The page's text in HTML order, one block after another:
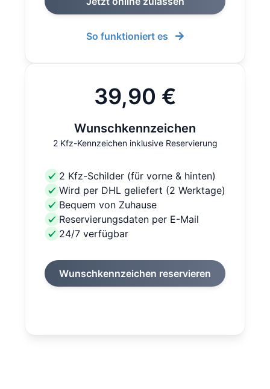
So funktioniert es
39,90 €
Wunschkennzeichen
2 Kfz-Kennzeichen inklusive Reservierung
2 Kfz-Schilder (für vorne & hinten)
Wird per DHL geliefert (2 Werktage)
Bequem von Zuhause
Reservierungsdaten per E-Mail
24/7 verfügbar
Wunschkennzeichen reservieren